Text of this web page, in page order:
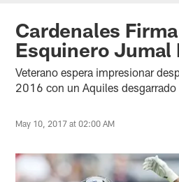
Arizona Cardinals
Cardenales
Esquinero Jumal
Veterano espera impresionar
2016 con un Aquiles desgarrado
May 10, 2017 at 02:00 AM